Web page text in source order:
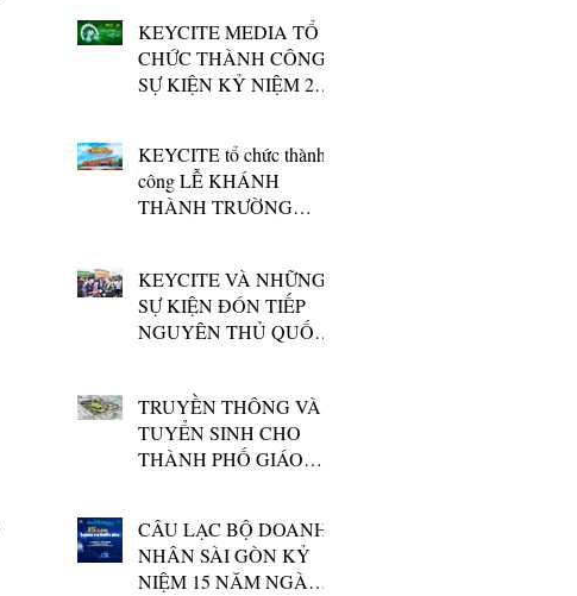
KEYCITE MEDIA TỔ
CHỨC THÀNH CÔNG
SỰ KIỆN KỶ NIỆM 23
NGUYỄN HOÀNG
KEYCITE tổ chức thành
công LỄ KHÁNH
THÀNH TRƯỜNG
KEYCITE VÀ NHỮNG
SỰ KIỆN ĐÓN TIẾP
NGUYÊN THỦ QUỐC
TRUYỀN THÔNG VÀ
TUYỂN SINH CHO
THÀNH PHỐ GIÁO
NGÃI
CÂU LẠC BỘ DOANH
NHÂN SÀI GÒN KỶ
NIỆM 15 NĂM NGÀY